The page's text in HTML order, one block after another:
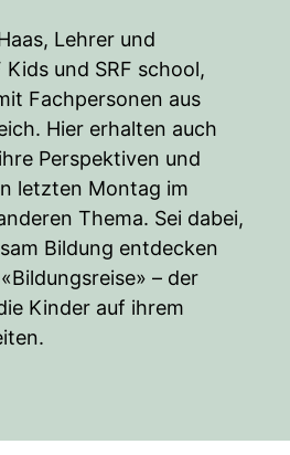
Lehrer und
Kids und SRF school,
Fachpersonen aus
Hier erhalten auch
Perspektiven und
letzten Montag im
Thema. Sei dabei,
Bildung entdecken
– der
Kinder auf ihrem